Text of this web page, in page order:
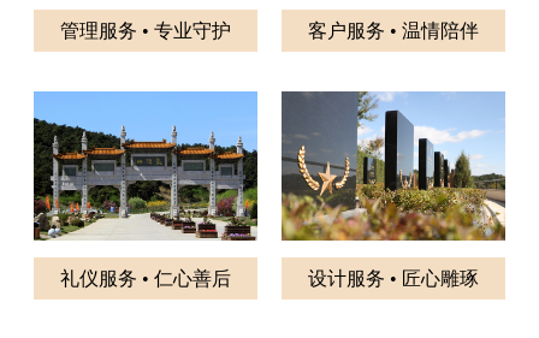
管理服务 • 专业守护 客户服务 • 温情陪伴
礼仪服务 • 仁心善后 设计服务 • 匠心雕琢